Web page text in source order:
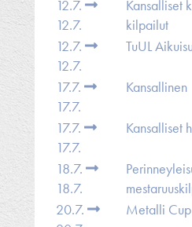
12.7.
12.7.
Kansalliset
kilpailut
12.7.
12.7.
TuUL
17.7.
17.7.
Kansallinen
17.7.
17.7.
Kansalliset
18.7.
18.7.
20.7.
Metalli Cup